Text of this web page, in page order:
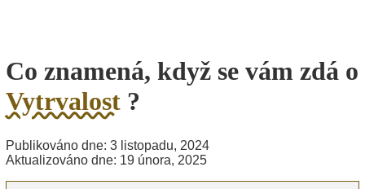
Co znamená, když se vám zdá o
Vytrvalost ?
Publikováno dne: 3 listopadu, 2024
Aktualizováno dne: 19 února, 2025